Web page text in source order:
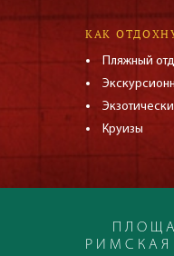
КАК
Пляжный
Круизы
РИМСКАЯ